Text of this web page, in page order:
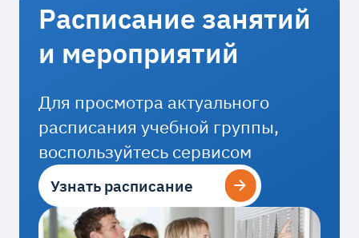
Расписание занятий
и мероприятий
Для просмотра актуального
расписания учебной группы,
воспользуйтесь сервисом
Узнать расписание
Узнать расписание